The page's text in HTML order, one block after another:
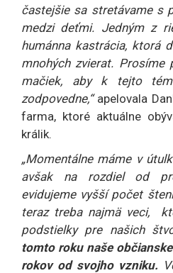
častejšie sa stretávame s
medzi deťmi. Jedným z
humánna kastrácia, ktorá
mnohých zvierat.
mačiek, aby k tejto
zodpovedne,“ apelovala
farma, ktoré aktuálne
králik.
„Momentálne máme v
avšak na rozdiel od
evidujeme vyšší počet
teraz treba najmä veci,
podstielky pre našich
tomto roku naše
rokov od svojho vzniku.